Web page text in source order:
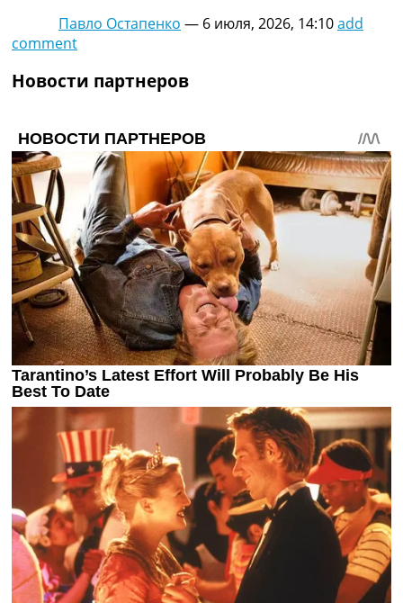
Англия. Премьер-Лига
Рейтинги
Рейтинг ФИФА
ТВ программа
Павло Остапенко — 6 июля, 2026, 14:10add
comment
Новости партнеров